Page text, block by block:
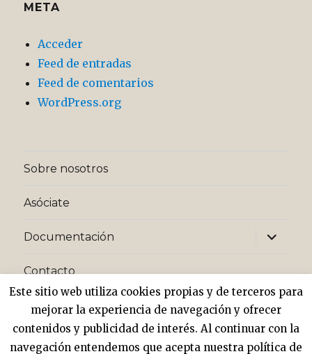
META
Acceder
Feed de entradas
Feed de comentarios
WordPress.org
Sobre nosotros
Asóciate
Documentación
expande
Contacto
Privacidad y cookies
expande
el
menú
inferior
Asociación AccióNEnfermera Funciona gracias a
Este sitio web utiliza cookies propias y de terceros para
mejorar la experiencia de navegación y ofrecer
contenidos y publicidad de interés. Al continuar con la
navegación entendemos que acepta nuestra política de